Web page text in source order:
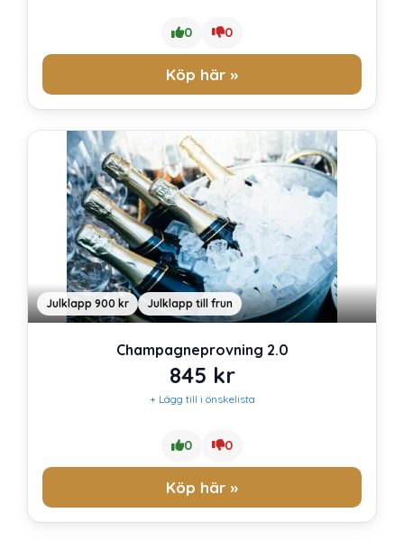
0 0
Köp här »
Julklapp 900 kr Julklapp till frun
Champagneprovning 2.0
845 kr
+ Lägg till i önskelista
0 0
Köp här »